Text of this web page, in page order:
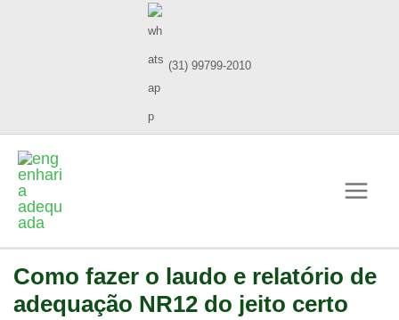
(31) 99799-2010
Como fazer o laudo e relatório de
adequação NR12 do jeito certo